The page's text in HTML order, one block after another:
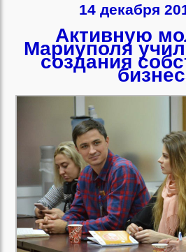
14 декабря
Активную
Мариуполя
создания